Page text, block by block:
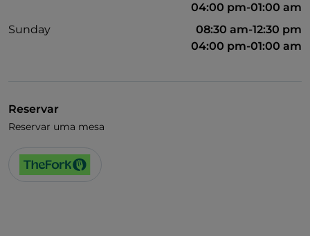
04:00 pm-01:00 am
Sunday
08:30 am-12:30 pm
04:00 pm-01:00 am
Reservar
Reservar uma mesa